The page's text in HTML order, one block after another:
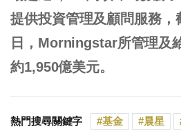
提供投資管理及顧問服務，
日，Morningstar所管理及
約1,950億美元。
熱門搜尋關鍵字 基金 晨星